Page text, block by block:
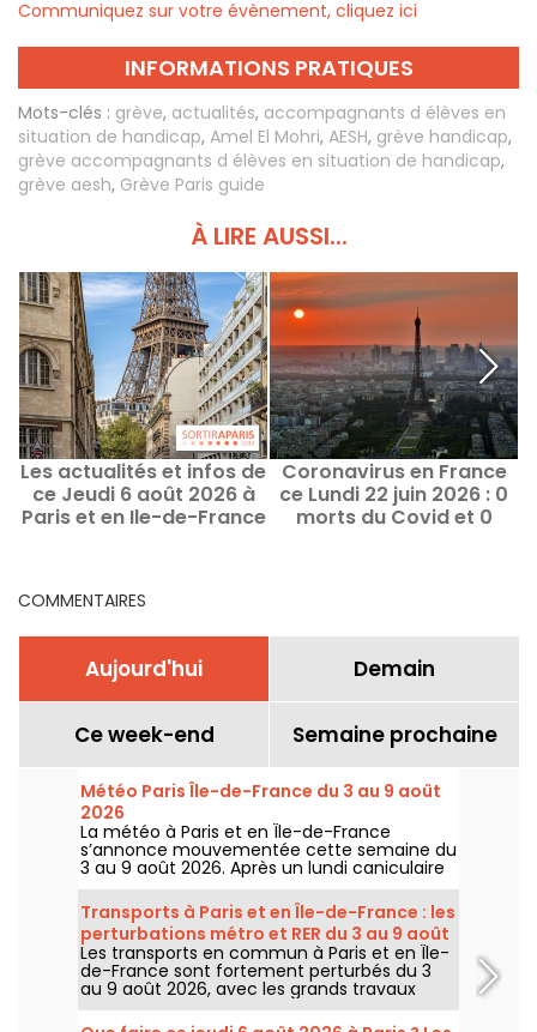
Communiquez sur votre évènement, cliquez ici
INFORMATIONS PRATIQUES
Mots-clés : grève, actualités, accompagnants d élèves en
situation de handicap, Amel El Mohri, AESH, grève handicap,
grève accompagnants d élèves en situation de handicap,
grève aesh, Grève Paris guide
À LIRE AUSSI...
Les actualités et infos de
ce Jeudi 6 août 2026 à
Paris et en Ile-de-France
Coronavirus en France
ce Lundi 22 juin 2026 : 0
morts du Covid et 0
COMMENTAIRES
Aujourd'hui Demain
Ce week-end Semaine prochaine
Météo Paris Île-de-France du 3 au 9 août
2026
La météo à Paris et en Île-de-France
s’annonce mouvementée cette semaine du
3 au 9 août 2026. Après un lundi caniculaire
marqué par un risque d’orages, les
températures vont progressivement baisser
avant le retour d’un temps plus chaud et
ensoleillé pour le week-end.
Transports à Paris et en Île-de-France : les
perturbations métro et RER du 3 au 9 août
2026
Les transports en commun à Paris et en Île-
de-France sont fortement perturbés du 3
au 9 août 2026, avec les grands travaux
d'été qui impactent très durement
certaines lignes, selon la RATP et SNCF.